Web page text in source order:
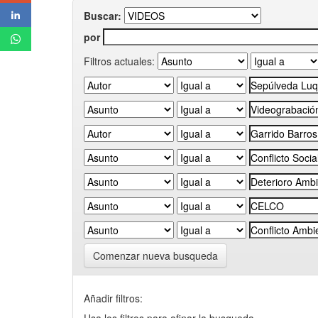
Buscar:
por
Filtros actuales:
Comenzar nueva busqueda
Añadir filtros: